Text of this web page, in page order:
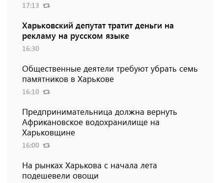
17:13
Харьковский депутат тратит деньги на
рекламу на русском языке
16:30
Общественные деятели требуют убрать семь
памятников в Харькове
16:10
Предпринимательница должна вернуть
Африкановское водохранилище на
Харьковщине
16:00
На рынках Харькова с начала лета
подешевели овощи